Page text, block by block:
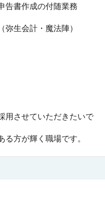
告書作成の付随業務
弥生会計・魔法陣）
用させていただきたいで
方が輝く職場です。